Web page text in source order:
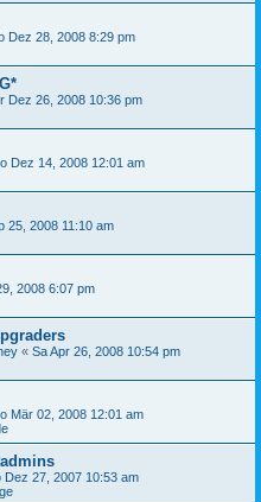
Dez 28, 2008 8:29 pm
Dez 26, 2008 10:36 pm
Dez 14, 2008 12:01 am
25, 2008 11:10 am
2008 6:07 pm
« Sa Apr 26, 2008 10:54 pm
Mär 02, 2008 12:01 am
Dez 27, 2007 10:53 am